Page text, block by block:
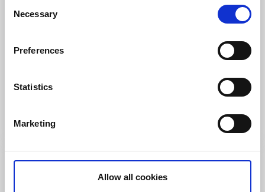
Selection
Necessary
Preferences
Statistics
Marketing
Allow all cookies
Visit Hornborgasjön
Falköping, Skara och Skövde som har som mål att
Läs mer